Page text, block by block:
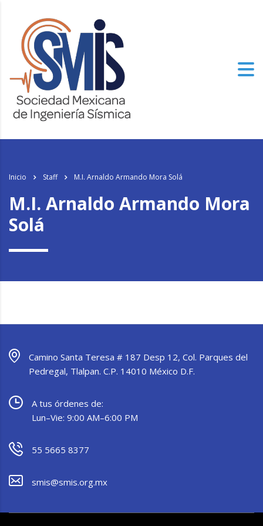
Inicio Staff M.I. Arnaldo Armando Mora Solá
M.I. Arnaldo Armando Mora
Solá
Camino Santa Teresa # 187 Desp 12, Col. Parques del
Pedregal, Tlalpan. C.P. 14010 México D.F.
A tus órdenes de:
Lun–Vie: 9:00 AM–6:00 PM
55 5665 8377
smis@smis.org.mx